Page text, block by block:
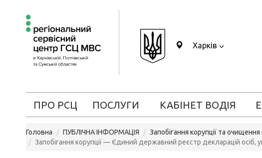
Харків
ПРО РСЦ ПОСЛУГИ КАБІНЕТ ВОДІЯ
Головна ПУБЛІЧНА ІНФОРМАЦІЯ Запобігання корупції та
Запобігання корупції — Єдиний державний реєстр декларацій